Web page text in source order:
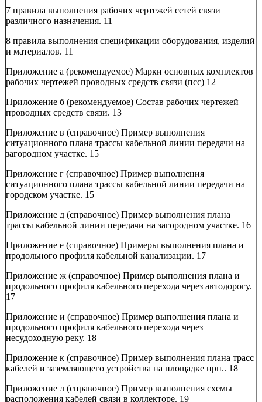
7 правила выполнения рабочих чертежей сетей связи
различного назначения. 11
8 правила выполнения спецификации оборудования, изделий
и материалов. 11
Приложение а (рекомендуемое) Марки основных комплектов
рабочих чертежей проводных средств связи (псс) 12
Приложение б (рекомендуемое) Состав рабочих чертежей
проводных средств связи. 13
Приложение в (справочное) Пример выполнения
ситуационного плана трассы кабельной линии передачи на
загородном участке. 15
Приложение г (справочное) Пример выполнения
ситуационного плана трассы кабельной линии передачи на
городском участке. 15
Приложение д (справочное) Пример выполнения плана
трассы кабельной линии передачи на загородном участке. 16
Приложение е (справочное) Примеры выполнения плана и
продольного профиля кабельной канализации. 17
Приложение ж (справочное) Пример выполнения плана и
продольного профиля кабельного перехода через автодорогу.
17
Приложение и (справочное) Пример выполнения плана и
продольного профиля кабельного перехода через
несудоходную реку. 18
Приложение к (справочное) Пример выполнения плана трасс
кабелей и заземляющего устройства на площадке нрп.. 18
Приложение л (справочное) Пример выполнения схемы
расположения кабелей связи в коллекторе. 19